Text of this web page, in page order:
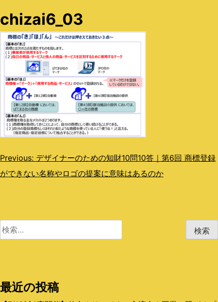
e
n
chizai6_03
投
稿
ゲ
ョ
Previous: デザイナーのための知財10問10答｜第6回 商標登録
ができない名称やロゴの提案に意味はあるのか
検
最近の投稿